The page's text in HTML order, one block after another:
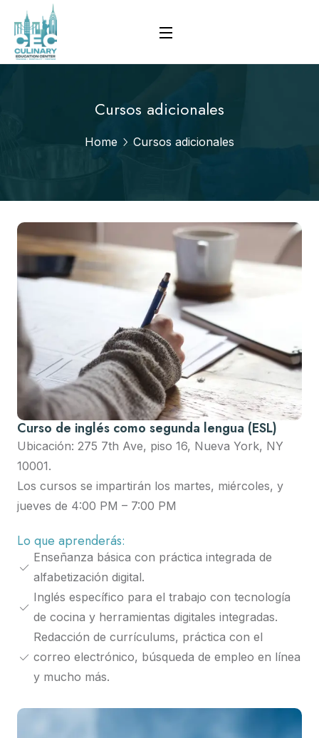
Cursos adicionales
Home Cursos adicionales
Curso de inglés como segunda lengua (ESL)
Ubicación: 275 7th Ave, piso 16, Nueva York, NY
10001.
Los cursos se impartirán los martes, miércoles, y
jueves de 4:00 PM – 7:00 PM
Lo que aprenderás:
Enseñanza básica con práctica integrada de
alfabetización digital.
Inglés específico para el trabajo con tecnología
de cocina y herramientas digitales integradas.
Redacción de currículums, práctica con el
correo electrónico, búsqueda de empleo en línea
y mucho más.